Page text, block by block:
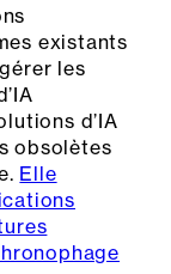
existants
les
d’IA
obsolètes
Elle